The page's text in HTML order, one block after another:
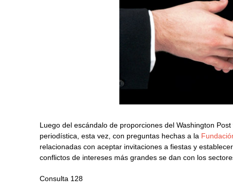
Luego del escándalo de proporciones del Washington
periodística, esta vez, con preguntas hechas a la
relacionadas con aceptar invitaciones a fiestas y
conflictos de intereses más grandes se dan con los
Consulta 128